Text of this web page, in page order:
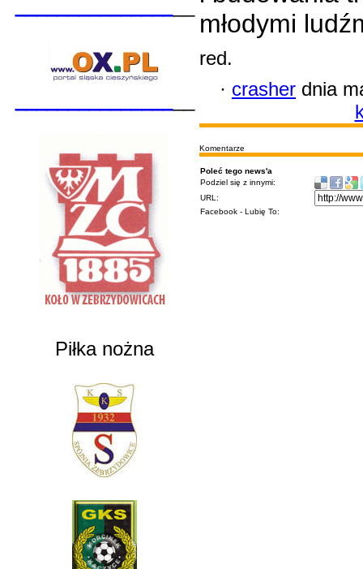
Piłka nożna
młodymi
red.
· crasher dnia
Komentarze
Poleć tego news'a
Podziel się z innymi:
URL:
Facebook - Lubię To: